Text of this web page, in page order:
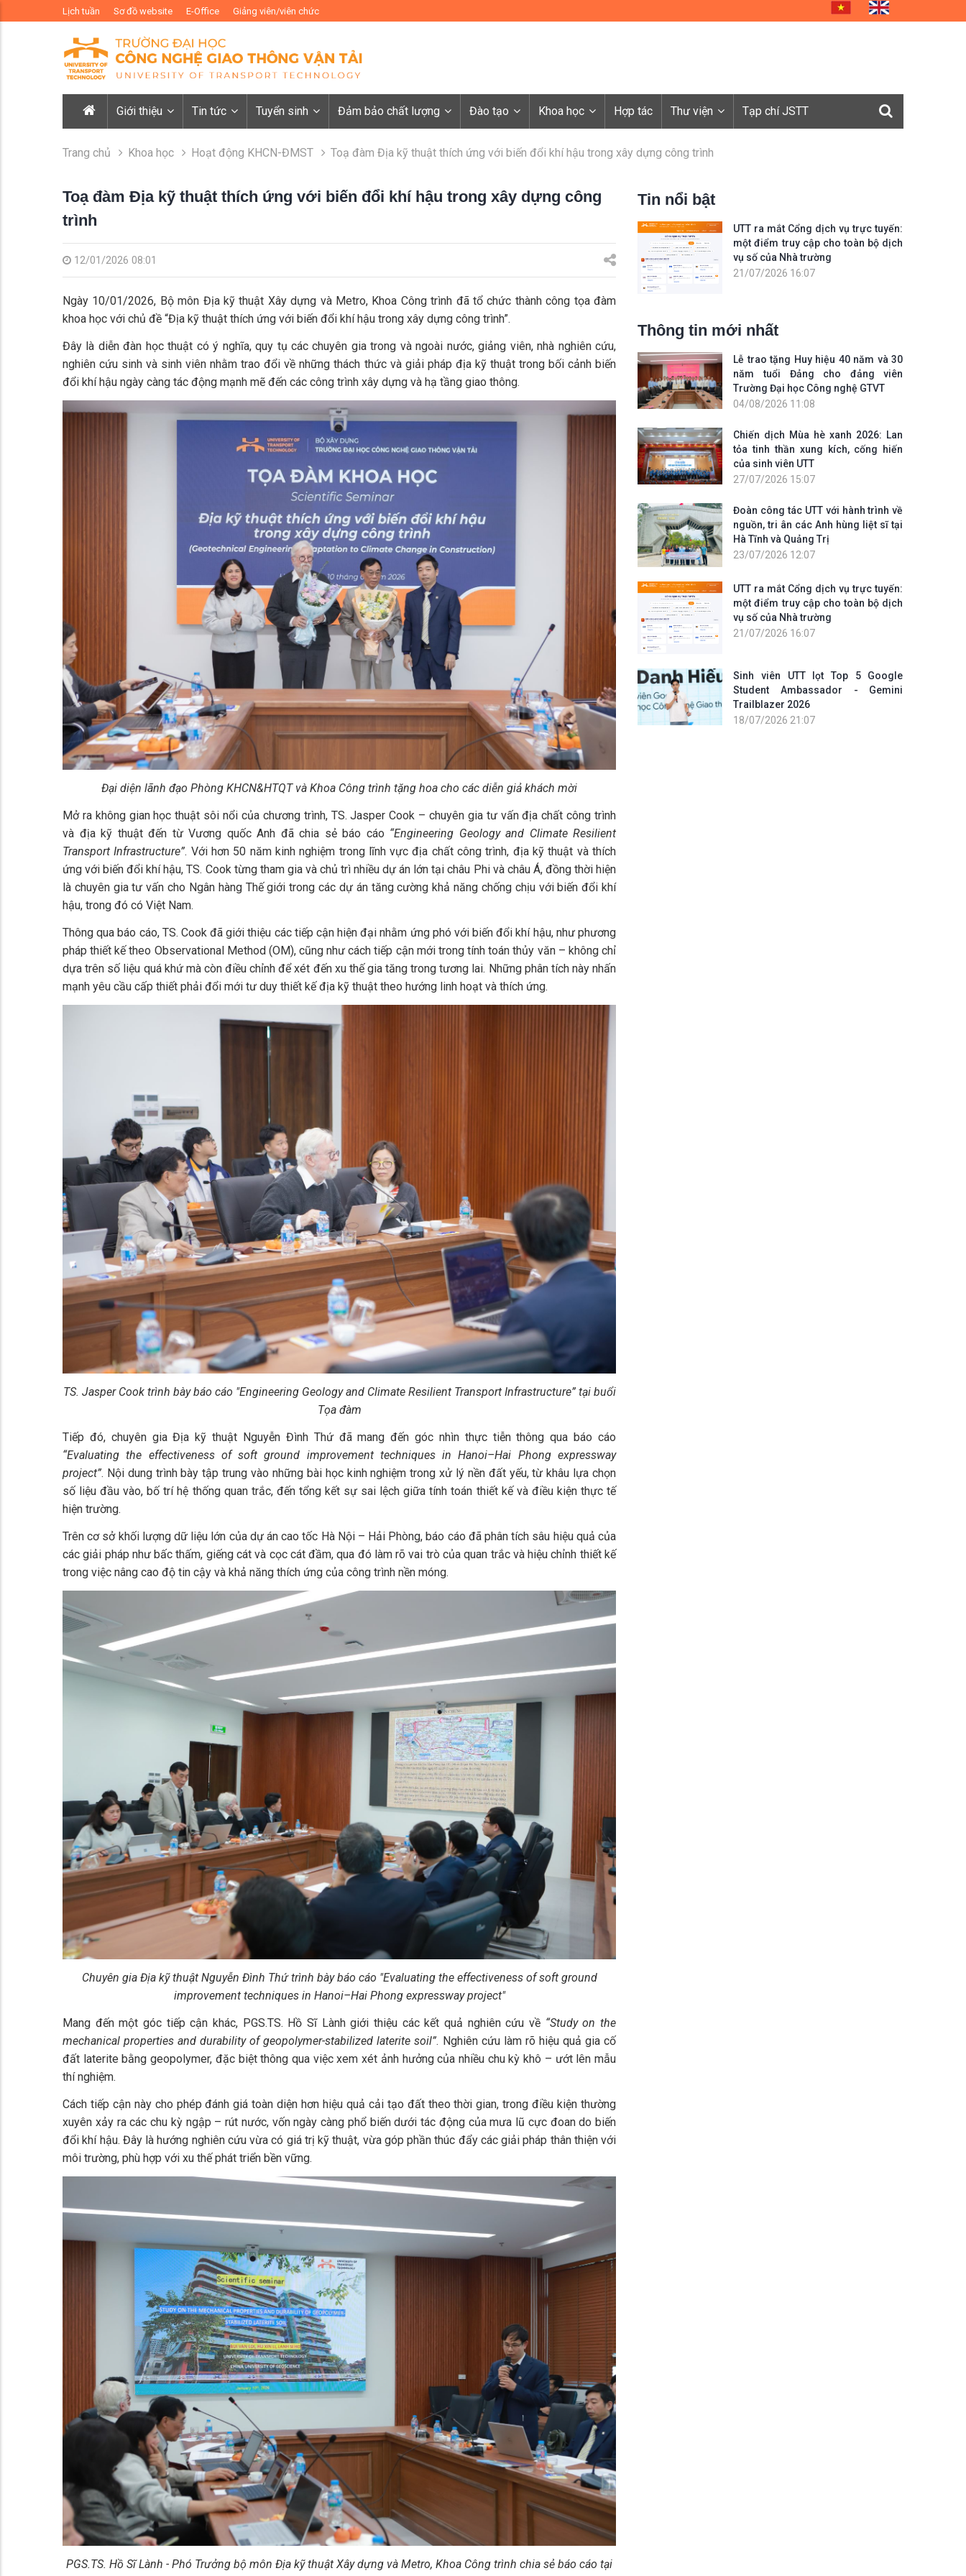
Lịch tuần Sơ đồ website E-Office Giảng viên/viên chức
Giới thiệu Tin tức Tuyển sinh Đảm bảo chất lượng Đào tạo Khoa học Hợp tác Thư viện Tạp chí JSTT
Trang chủ Khoa học Hoạt động KHCN-ĐMST Toạ đàm Địa kỹ thuật thích ứng với biến đổi khí hậu trong xây dựng công trình
Toạ đàm Địa kỹ thuật thích ứng với biến đổi khí hậu trong xây dựng công
trình
12/01/2026 08:01
Ngày 10/01/2026, Bộ môn Địa kỹ thuật Xây dựng và Metro, Khoa Công trình đã tổ chức thành công tọa đàm
khoa học với chủ đề “Địa kỹ thuật thích ứng với biến đổi khí hậu trong xây dựng công trình”.
Đây là diễn đàn học thuật có ý nghĩa, quy tụ các chuyên gia trong và ngoài nước, giảng viên, nhà nghiên cứu,
nghiên cứu sinh và sinh viên nhằm trao đổi về những thách thức và giải pháp địa kỹ thuật trong bối cảnh biến
đổi khí hậu ngày càng tác động mạnh mẽ đến các công trình xây dựng và hạ tầng giao thông.
Đại diện lãnh đạo Phòng KHCN&HTQT và Khoa Công trình tặng hoa cho các diễn giả khách mời
Mở ra không gian học thuật sôi nổi của chương trình, TS. Jasper Cook – chuyên gia tư vấn địa chất công trình
và địa kỹ thuật đến từ Vương quốc Anh đã chia sẻ báo cáo “Engineering Geology and Climate Resilient
Transport Infrastructure”. Với hơn 50 năm kinh nghiệm trong lĩnh vực địa chất công trình, địa kỹ thuật và thích
ứng với biến đổi khí hậu, TS. Cook từng tham gia và chủ trì nhiều dự án lớn tại châu Phi và châu Á, đồng thời hiện
là chuyên gia tư vấn cho Ngân hàng Thế giới trong các dự án tăng cường khả năng chống chịu với biến đổi khí
hậu, trong đó có Việt Nam.
Thông qua báo cáo, TS. Cook đã giới thiệu các tiếp cận hiện đại nhằm ứng phó với biến đổi khí hậu, như phương
pháp thiết kế theo Observational Method (OM), cũng như cách tiếp cận mới trong tính toán thủy văn – không chỉ
dựa trên số liệu quá khứ mà còn điều chỉnh để xét đến xu thế gia tăng trong tương lai. Những phân tích này nhấn
mạnh yêu cầu cấp thiết phải đổi mới tư duy thiết kế địa kỹ thuật theo hướng linh hoạt và thích ứng.
TS. Jasper Cook trình bày báo cáo "Engineering Geology and Climate Resilient Transport Infrastructure” tại buổi
Tọa đàm
Tiếp đó, chuyên gia Địa kỹ thuật Nguyễn Đình Thứ đã mang đến góc nhìn thực tiễn thông qua báo cáo
“Evaluating the effectiveness of soft ground improvement techniques in Hanoi–Hai Phong expressway
project”. Nội dung trình bày tập trung vào những bài học kinh nghiệm trong xử lý nền đất yếu, từ khâu lựa chọn
số liệu đầu vào, bố trí hệ thống quan trắc, đến tổng kết sự sai lệch giữa tính toán thiết kế và điều kiện thực tế
hiện trường.
Trên cơ sở khối lượng dữ liệu lớn của dự án cao tốc Hà Nội – Hải Phòng, báo cáo đã phân tích sâu hiệu quả của
các giải pháp như bấc thấm, giếng cát và cọc cát đầm, qua đó làm rõ vai trò của quan trắc và hiệu chỉnh thiết kế
trong việc nâng cao độ tin cậy và khả năng thích ứng của công trình nền móng.
Chuyên gia Địa kỹ thuật Nguyễn Đình Thứ trình bày báo cáo "Evaluating the effectiveness of soft ground
improvement techniques in Hanoi–Hai Phong expressway project"
Mang đến một góc tiếp cận khác, PGS.TS. Hồ Sĩ Lành giới thiệu các kết quả nghiên cứu về “Study on the
mechanical properties and durability of geopolymer-stabilized laterite soil”. Nghiên cứu làm rõ hiệu quả gia cố
đất laterite bằng geopolymer, đặc biệt thông qua việc xem xét ảnh hưởng của nhiều chu kỳ khô – ướt lên mẫu
thí nghiệm.
Cách tiếp cận này cho phép đánh giá toàn diện hơn hiệu quả cải tạo đất theo thời gian, trong điều kiện thường
xuyên xảy ra các chu kỳ ngập – rút nước, vốn ngày càng phổ biến dưới tác động của mưa lũ cực đoan do biến
đổi khí hậu. Đây là hướng nghiên cứu vừa có giá trị kỹ thuật, vừa góp phần thúc đẩy các giải pháp thân thiện với
môi trường, phù hợp với xu thế phát triển bền vững.
PGS.TS. Hồ Sĩ Lành - Phó Trưởng bộ môn Địa kỹ thuật Xây dựng và Metro, Khoa Công trình chia sẻ báo cáo tại
Tin nổi bật
UTT ra mắt Cổng dịch vụ trực tuyến:
một điểm truy cập cho toàn bộ dịch
vụ số của Nhà trường
21/07/2026 16:07
Thông tin mới nhất
Lễ trao tặng Huy hiệu 40 năm và 30
năm tuổi Đảng cho đảng viên
Trường Đại học Công nghệ GTVT
04/08/2026 11:08
Chiến dịch Mùa hè xanh 2026: Lan
tỏa tinh thần xung kích, cống hiến
của sinh viên UTT
27/07/2026 15:07
Đoàn công tác UTT với hành trình về
nguồn, tri ân các Anh hùng liệt sĩ tại
Hà Tĩnh và Quảng Trị
23/07/2026 12:07
UTT ra mắt Cổng dịch vụ trực tuyến:
một điểm truy cập cho toàn bộ dịch
vụ số của Nhà trường
21/07/2026 16:07
Sinh viên UTT lọt Top 5 Google
Student Ambassador - Gemini
Trailblazer 2026
18/07/2026 21:07